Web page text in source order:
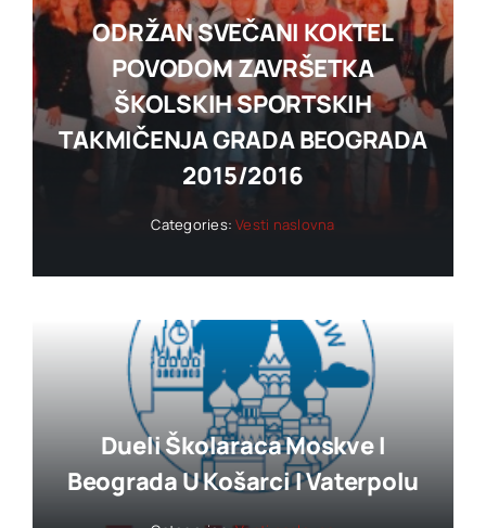
ODRŽAN SVEČANI KOKTEL
POVODOM ZAVRŠETKA
ŠKOLSKIH SPORTSKIH
TAKMIČENJA GRADA BEOGRADA
2015/2016
Categories:Vesti naslovna
Dueli Školaraca Moskve I
Beograda U Košarci I Vaterpolu